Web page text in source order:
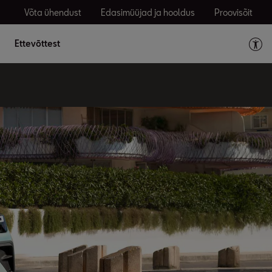
Võta ühendust Edasimüüjad ja hooldus Proovisõit
Ettevõttest